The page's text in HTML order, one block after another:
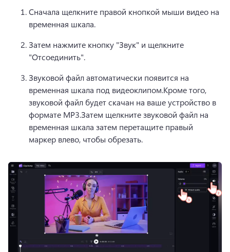
Сначала щелкните правой кнопкой мыши видео на
временная шкала.
Затем нажмите кнопку "Звук" и щелкните
"Отсоединить".
Звуковой файл автоматически появится на
временная шкала под видеоклипом.Кроме того,
звуковой файл будет скачан на ваше устройство в
формате MP3.Затем щелкните звуковой файл на
временная шкала затем перетащите правый
маркер влево, чтобы обрезать.